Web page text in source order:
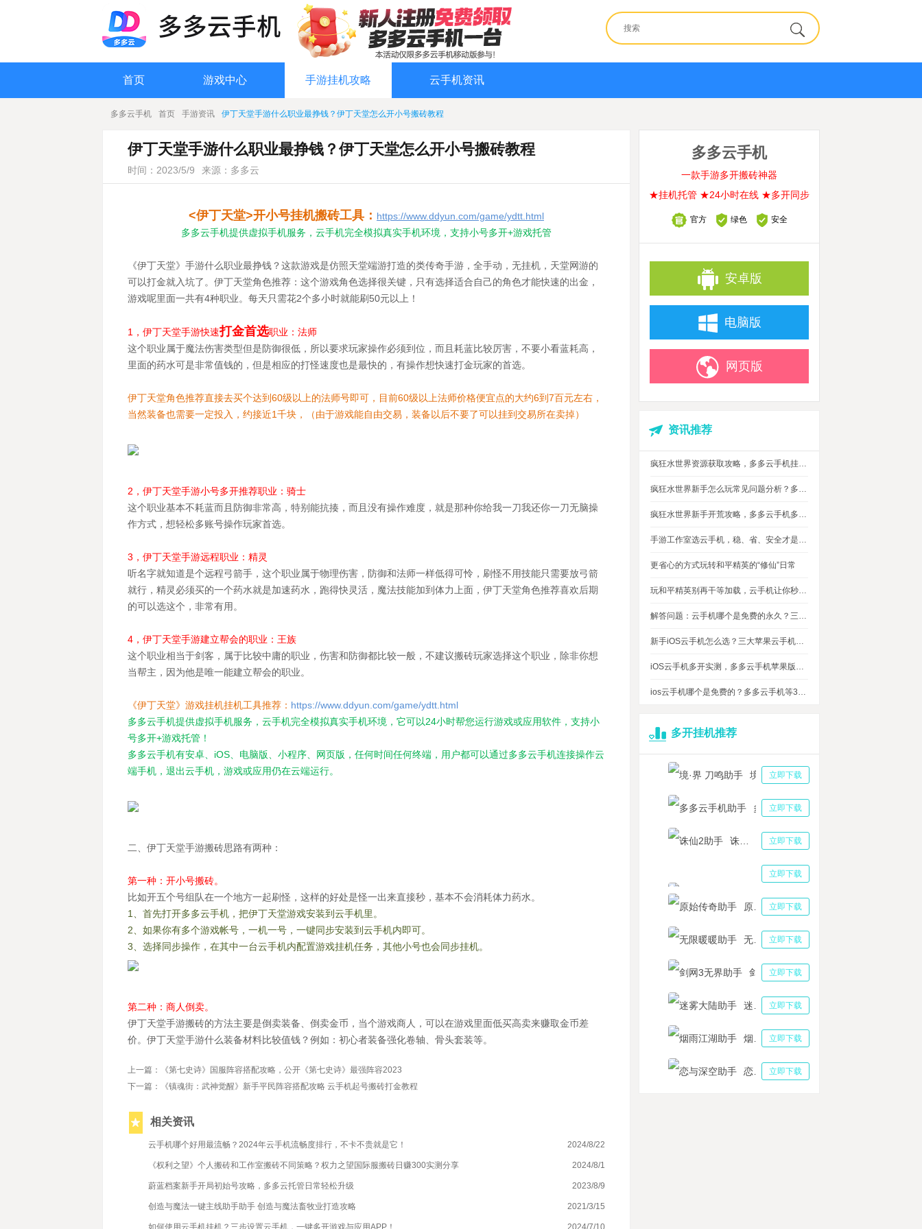
首页 游戏中心 手游挂机攻略 云手机资讯
多多云手机 首页 手游资讯 伊丁天堂手游什么职业最挣钱？伊丁天堂怎么开小号搬砖教程
伊丁天堂手游什么职业最挣钱？伊丁天堂怎么开小号搬砖教程
时间：2023/5/9 来源：多多云
<伊丁天堂>开小号挂机搬砖工具： https://www.ddyun.com/game/ydtt.html
多多云手机提供虚拟手机服务，云手机完全模拟真实手机环境，支持小号多开+游戏托管
《伊丁天堂》手游什么职业最挣钱？这款游戏是仿照天堂端游打造的类传奇手游，全手动，无挂机，天堂网游的
可以打金就入坑了。伊丁天堂角色推荐：这个游戏角色选择很关键，只有选择适合自己的角色才能快速的出金，
游戏呢里面一共有4种职业。每天只需花2个多小时就能刷50元以上！
1，伊丁天堂手游快速打金首选职业：法师
这个职业属于魔法伤害类型但是防御很低，所以要求玩家操作必须到位，而且耗蓝比较厉害，不要小看蓝耗高，
里面的药水可是非常值钱的，但是相应的打怪速度也是最快的，有操作想快速打金玩家的首选。
伊丁天堂角色推荐直接去买个达到60级以上的法师号即可，目前60级以上法师价格便宜点的大约6到7百元左右，
当然装备也需要一定投入，约接近1千块，（由于游戏能自由交易，装备以后不要了可以挂到交易所在卖掉）
2，伊丁天堂手游小号多开推荐职业：骑士
这个职业基本不耗蓝而且防御非常高，特别能抗揍，而且没有操作难度，就是那种你给我一刀我还你一刀无脑操
作方式，想轻松多账号操作玩家首选。
3，伊丁天堂手游远程职业：精灵
听名字就知道是个远程弓箭手，这个职业属于物理伤害，防御和法师一样低得可怜，刷怪不用技能只需要放弓箭
就行，精灵必须买的一个药水就是加速药水，跑得快灵活，魔法技能加到体力上面，伊丁天堂角色推荐喜欢后期
的可以选这个，非常有用。
4，伊丁天堂手游建立帮会的职业：王族
这个职业相当于剑客，属于比较中庸的职业，伤害和防御都比较一般，不建议搬砖玩家选择这个职业，除非你想
当帮主，因为他是唯一能建立帮会的职业。
《伊丁天堂》游戏挂机挂机工具推荐： https://www.ddyun.com/game/ydtt.html
多多云手机提供虚拟手机服务，云手机完全模拟真实手机环境，它可以24小时帮您运行游戏或应用软件，支持小
号多开+游戏托管！
多多云手机有安卓、iOS、电脑版、小程序、网页版，任何时间任何终端，用户都可以通过多多云手机连接操作云
端手机，退出云手机，游戏或应用仍在云端运行。
二、伊丁天堂手游搬砖思路有两种：
第一种：开小号搬砖。
比如开五个号组队在一个地方一起刷怪，这样的好处是怪一出来直接秒，基本不会消耗体力药水。
1、首先打开多多云手机，把伊丁天堂游戏安装到云手机里。
2、如果你有多个游戏帐号，一机一号，一键同步安装到云手机内即可。
3、选择同步操作，在其中一台云手机内配置游戏挂机任务，其他小号也会同步挂机。
第二种：商人倒卖。
伊丁天堂手游搬砖的方法主要是倒卖装备、倒卖金币，当个游戏商人，可以在游戏里面低买高卖来赚取金币差
价。伊丁天堂手游什么装备材料比较值钱？例如：初心者装备强化卷轴、骨头套装等。
上一篇：《第七史诗》国服阵容搭配攻略，公开《第七史诗》最强阵容2023
下一篇：《镇魂街：武神觉醒》新手平民阵容搭配攻略 云手机起号搬砖打金教程
相关资讯
云手机哪个好用最流畅？2024年云手机流畅度排行，不卡不贵就是它！ 2024/8/22
《权利之望》个人搬砖和工作室搬砖不同策略？权力之望国际服搬砖日赚300实测分享 2024/8/1
蔚蓝档案新手开局初始号攻略，多多云托管日常轻松升级 2023/8/9
创造与魔法一键主线助手助手 创造与魔法畜牧业打造攻略 2021/3/15
如何使用云手机挂机？三步设置云手机，一键多开游戏与应用APP！ 2024/7/10
多多云手机
一款手游多开搬砖神器
★挂机托管 ★24小时在线 ★多开同步
官方 绿色 安全
安卓版
电脑版
网页版
资讯推荐
疯狂水世界资源获取攻略，多多云手机挂机搬砖自动攒材料
疯狂水世界新手怎么玩常见问题分析？多多云手机多开托管挂机升级打怪
疯狂水世界新手开荒攻略，多多云手机多开托管，自动搞定海量重复日常快速升级
手游工作室选云手机，稳、省、安全才是实在考量
更省心的方式玩转和平精英的“修仙”日常
玩和平精英别再干等加载，云手机让你秒玩游戏进战场
解答问题：云手机哪个是免费的永久？三大免费永久正版云手机对比
新手iOS云手机怎么选？三大苹果云手机知名品牌性能对比测评
iOS云手机多开实测，多多云手机苹果版最多可同时运行多少台？
ios云手机哪个是免费的？多多云手机等3大品牌对比测评，告诉你免费ios云手机的真相
多开挂机推荐
立即下载
立即下载
多多云手机助手
立即下载
立即下载
三国志战略版助手
立即下载
立即下载
立即下载
立即下载
立即下载
立即下载